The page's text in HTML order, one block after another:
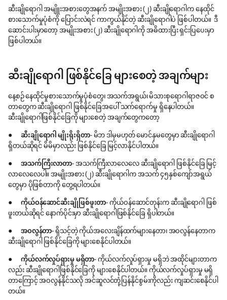
ဆီးချိုရောဂါ အမျိူးအစားတွေအနက် အမျိုးအစား (၂) ဆီးချိုရောဂါက နေထိုင်
စားသောက်မှုပုံစံကို ပြောင်းလဲရင် ကာကွယ်နိုင်တဲ့ ဆီးချိုရောဂါပဲ ဖြစ်ပါတယ်။ ဒီ
ဆောင်းပါးမှာတော့ အမျိုးအစား (၂) ဆီးချိုရောဂါကို အဓိထားပြီး ရှင်းပြပေးမှာ
ဖြစ်ပါတယ်။
ဆီးချိုရောဂါ ဖြစ်နိုင်ခြေ များစေတဲ့ အချက်များ
နေ့စဉ် နေထိုင်မှုစားသောက်မှုပုံစံတွေ၊ အသက်အရွယ်၊ မိသားစုရောဂါရာဇဝင် စ
တာတွေက ဆီးချိုရောဂါ ဖြစ်နိုင်ခြေအပေါ် သက်ရောက်မှု ရှိနေပါတယ်။
ဆီးချိုရောဂါဖြစ်နိုင်ခြေကို များစေတဲ့ အချက်တွေကတော့
● ဆီးချိုရောဂါ မျိုးရိုးရှိတာ- မိဘ ဒါမှမဟုတ် မောင်နှမတွေမှာ ဆီးချိုရောဂါ
ရှိတယ်ဆိုရင် မိမိမှာလည်း ဖြစ်နိုင်ခြေ မြင့်လာနိုင်ပါတယ်။
●အသက်ကြီးလာတာ- အသက်ကြီးလာလေလေ ဆီးချိုရောဂါ ဖြစ်နိုင်ခြေ မြင့်
လာလေလေပါ။ အမျိုးအစား (၂) ဆီးချိုရောဂါက အသက် ၄၅နှစ်ကျော်အရွယ်
တွေမှာ ပိုဖြစ်တာကို တွေ့ရပါတယ်။
●ကိုယ်ဝန်ဆောင်ဆီးချိုဖြစ်ဖူးတာ- ကိုယ်ဝန်ဆောင်တုန်းက ဆီးချိုရောဂါ ဖြစ်
ဖူးတယ်ဆိုရင် နောက်ပိုင်းမှာ ဆီးချိုရောဂါဖြစ်နိုင်ခြေ ရှိပါတယ်။
●အဝလွန်တာ- ရှိသင့်တဲ့ ကိုယ်အလေးချိန်ထက်များနေတာ၊ အဝလွန်နေတာက
ဆီးချိုရောဂါ ဖြစ်နိုင်ခြေကို များစေနိုင်ပါတယ်။
●ကိုယ်လက်လှုပ်ရှားမှု မရှိတာ- ကိုယ်လက်လှုပ်ရှားမှု မရှိဘဲ အထိုင်များတာက
လည်း ဆီးချိုရောဂါဖြစ်နိုင်ခြေကို များစေနိုင်ပါတယ်။ ကိုယ်လက်လှုပ်ရှားမှု မရှိ
တာကြောင့် အဝလွန်နိုင်သလို အင်ဆူလင်တုံ့ပြန်နိုင်စွမ်းကိုလည်း ကျဆင်းစေနိုင်ပါ
တယ်။